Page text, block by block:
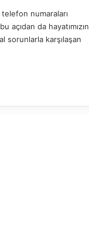
numaraları
açıdan da hayatımızın
sorunlarla karşılaşan